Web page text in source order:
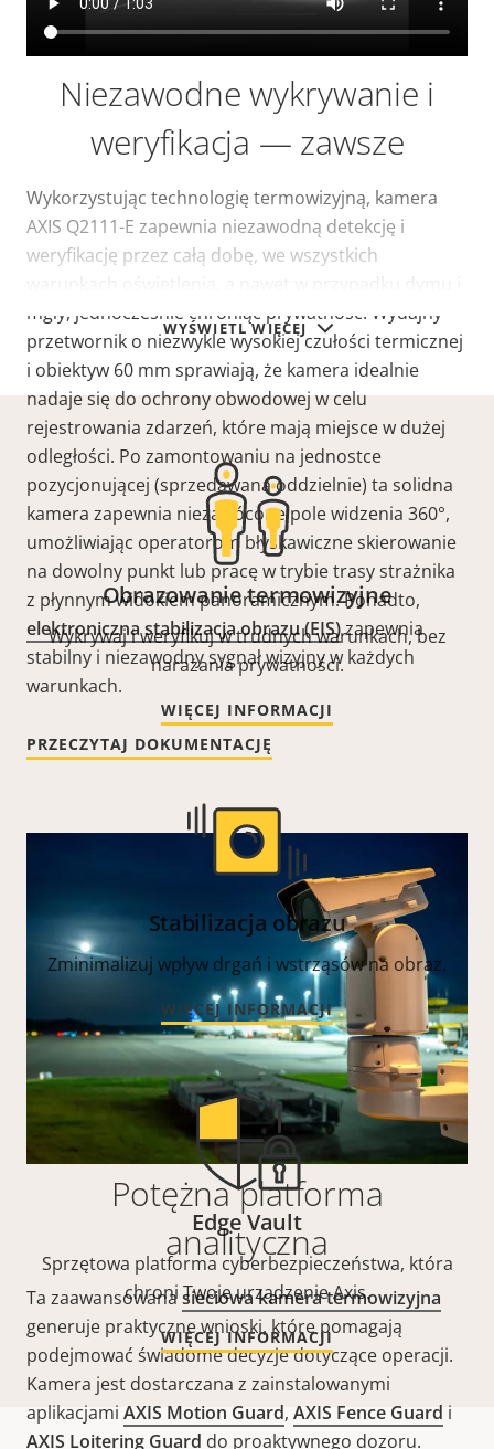
WYŚWIETL WIĘCEJ
Niezawodne wykrywanie i
weryfikacja — zawsze
Wykorzystując technologię termowizyjną, kamera
AXIS Q2111-E zapewnia niezawodną detekcję i
weryfikację przez całą dobę, we wszystkich
mgły, jednocześnie chroniąc prywatność. Wydajny
przetwornik o niezwykle wysokiej czułości termicznej
i obiektyw 60 mm sprawiają, że kamera idealnie
nadaje się do ochrony obwodowej w celu
rejestrowania zdarzeń, które mają miejsce w dużej
odległości. Po zamontowaniu na jednostce
pozycjonującej (sprzedawana oddzielnie) ta solidna
kamera zapewnia niezakłócone pole widzenia 360°,
umożliwiając operatorom błyskawiczne skierowanie
na dowolny punkt lub pracę w trybie trasy strażnika
z płynnym widokiem panoramicznym. Ponadto,
elektroniczna stabilizacja obrazu (EIS)zapewnia
stabilny i niezawodny sygnał wizyjny w każdych
warunkach.
PRZECZYTAJ DOKUMENTACJĘ
Potężna platforma
analityczna
Ta zaawansowanasieciowa kamera termowizyjna
generuje praktyczne wnioski, które pomagają
podejmować świadome decyzje dotyczące operacji.
Kamera jest dostarczana z zainstalowanymi
aplikacjami AXIS Motion Guard, AXIS Fence Guard i
AXIS Loitering Guard do proaktywnego dozoru.
Obrazowanie termowizyjne
Wykrywaj i weryfikuj w trudnych warunkach, bez
narażania prywatności.
WIĘCEJ INFORMACJI
Stabilizacja obrazu
Zminimalizuj wpływ drgań i wstrząsów na obraz.
WIĘCEJ INFORMACJI
Edge Vault
Sprzętowa platforma cyberbezpieczeństwa, która
chroni Twoje urządzenie Axis.
WIĘCEJ INFORMACJI